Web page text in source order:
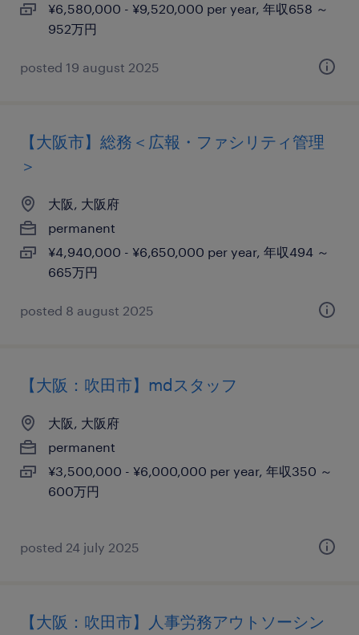
¥6,580,000 - ¥9,520,000 per year, 年収658 ～
952万円
posted 19 august 2025
【大阪市】総務＜広報・ファシリティ管理
＞
大阪, 大阪府
permanent
¥4,940,000 - ¥6,650,000 per year, 年収494 ～
665万円
posted 8 august 2025
【大阪：吹田市】mdスタッフ
大阪, 大阪府
permanent
¥3,500,000 - ¥6,000,000 per year, 年収350 ～
600万円
posted 24 july 2025
【大阪：吹田市】人事労務アウトソーシン